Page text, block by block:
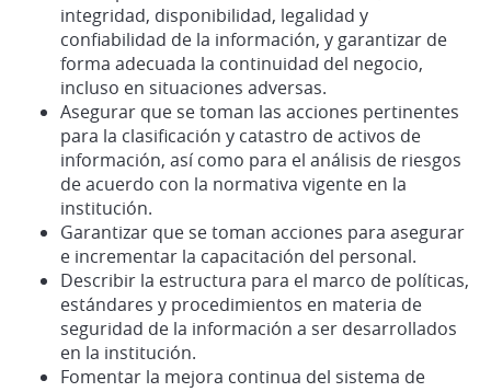
integridad, disponibilidad, legalidad y
confiabilidad de la información, y garantizar de
forma adecuada la continuidad del negocio,
incluso en situaciones adversas.
Asegurar que se toman las acciones pertinentes
para la clasificación y catastro de activos de
información, así como para el análisis de riesgos
de acuerdo con la normativa vigente en la
institución.
Garantizar que se toman acciones para asegurar
e incrementar la capacitación del personal.
Describir la estructura para el marco de políticas,
estándares y procedimientos en materia de
seguridad de la información a ser desarrollados
en la institución.
Fomentar la mejora continua del sistema de